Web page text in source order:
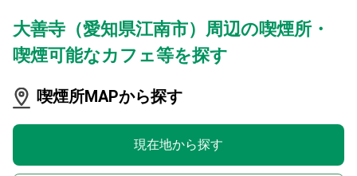
大善寺（愛知県江南市）周辺の喫煙所・
喫煙可能なカフェ等を探す
喫煙所MAPから探す
現在地から探す